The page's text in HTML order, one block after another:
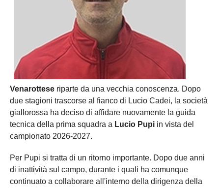
Venarottese riparte da una vecchia conoscenza. Dopo
due stagioni trascorse al fianco di Lucio Cadei, la società
giallorossa ha deciso di affidare nuovamente la guida
tecnica della prima squadra a Lucio Pupi in vista del
campionato 2026-2027.
Per Pupi si tratta di un ritorno importante. Dopo due anni
di inattività sul campo, durante i quali ha comunque
continuato a collaborare all'interno della dirigenza della